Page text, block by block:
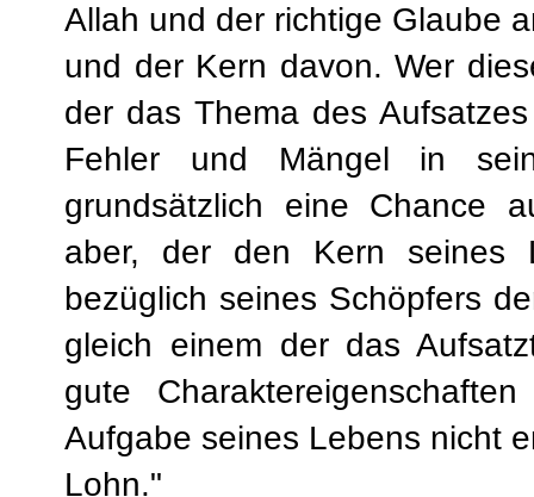
Allah und der richtige Glaube
und der Kern davon. Wer
der das Thema des
Fehler und Mängel in
grundsätzlich eine Chance
aber, der den Kern seines
bezüglich seines Schöpfers
gleich einem der das
gute
Aufgabe seines Lebens nicht
Lohn."